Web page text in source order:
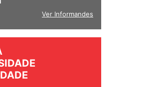
Ver Informandes